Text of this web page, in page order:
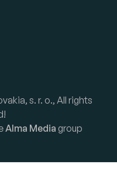
s. r. o., All rights
Alma Media group